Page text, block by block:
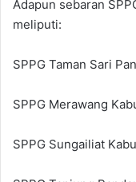
Adapun sebaran
meliputi:
SPPG Taman Sari
SPPG Merawang
SPPG Sungailiat